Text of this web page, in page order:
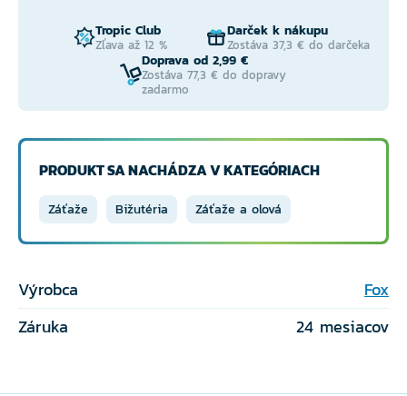
Tropic Club
Zľava až 12 %
Darček k nákupu
Zostáva 37,3 € do darčeka
Doprava od 2,99 €
Zostáva 77,3 € do dopravy
zadarmo
PRODUKT SA NACHÁDZA V KATEGÓRIACH
Záťaže Bižutéria Záťaže a olová
Výrobca
Fox
Záruka
24 mesiacov